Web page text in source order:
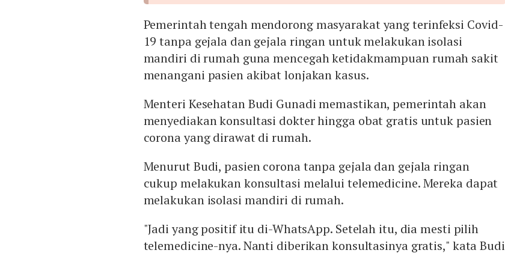
Pemerintah tengah mendorong masyarakat yang terinfeksi Covid-
19 tanpa gejala dan gejala ringan untuk melakukan isolasi
mandiri di rumah guna mencegah ketidakmampuan rumah sakit
menangani pasien akibat lonjakan kasus.
Menteri Kesehatan Budi Gunadi memastikan, pemerintah akan
menyediakan konsultasi dokter hingga obat gratis untuk pasien
corona yang dirawat di rumah.
Menurut Budi, pasien corona tanpa gejala dan gejala ringan
cukup melakukan konsultasi melalui telemedicine. Mereka dapat
melakukan isolasi mandiri di rumah.
"Jadi yang positif itu di-WhatsApp. Setelah itu, dia mesti pilih
telemedicine-nya. Nanti diberikan konsultasinya gratis," kata Budi